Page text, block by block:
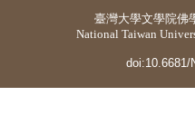
臺灣大學文學院佛
National Taiwan
doi:10.6681/